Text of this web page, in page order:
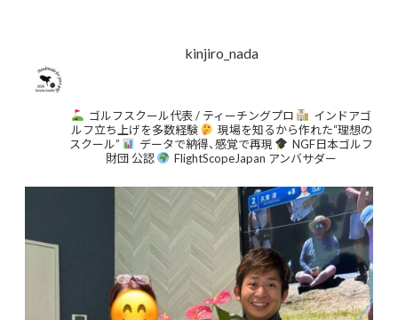
kinjiro_nada
ゴルフスクール代表 / ティーチングプロ
インドアゴ
ルフ立ち上げを多数経験
現場を知るから作れた“理想の
スクール”
データで納得、感覚で再現
NGF日本ゴルフ
財団 公認
FlightScopeJapan アンバサダー